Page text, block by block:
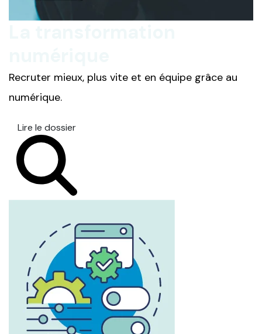
Recruter mieux, plus vite et en équipe grâce au
numérique.
Lire le dossier